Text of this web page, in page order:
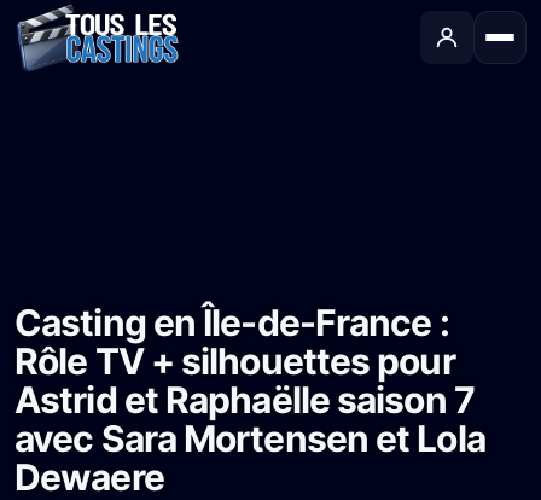
Casting en Île-de-France :
Rôle TV + silhouettes pour
Astrid et Raphaëlle saison 7
avec Sara Mortensen et Lola
Dewaere